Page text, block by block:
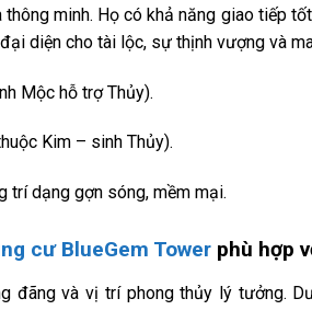
minh. Họ có khả năng giao tiếp
diện cho tài lộc, sự thịnh vượng và
Mộc hỗ trợ Thủy).
Kim – sinh Thủy).
trí dạng gợn sóng, mềm mại.
cư BlueGem Tower phù hợp
đãng và vị trí phong thủy lý tưởng.